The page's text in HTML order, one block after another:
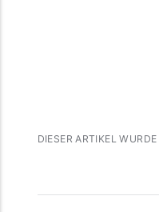
DIESER ARTIKEL